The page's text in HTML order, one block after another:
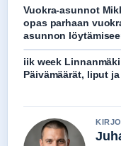
Vuokra-asunnot
opas parhaan
asunnon
iik week Linnanmäki
Päivämäärät, liput